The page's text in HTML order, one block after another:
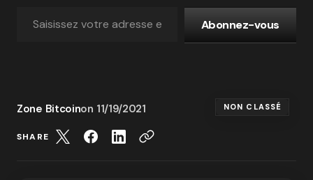
Abonnez-vous
Zone Bitcoinon 11/19/2021 NON CLASSÉ
SHARE